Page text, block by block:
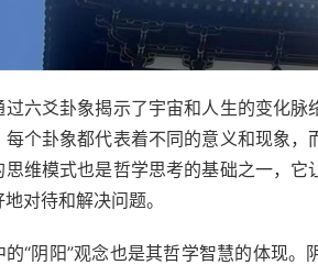
过六爻卦象揭示了宇宙和人生的变化
每个卦象都代表着不同的意义和现象
思维模式也是哲学思考的基础之一，
对待和解决问题。
的“阴阳”观念也是其哲学智慧的体现